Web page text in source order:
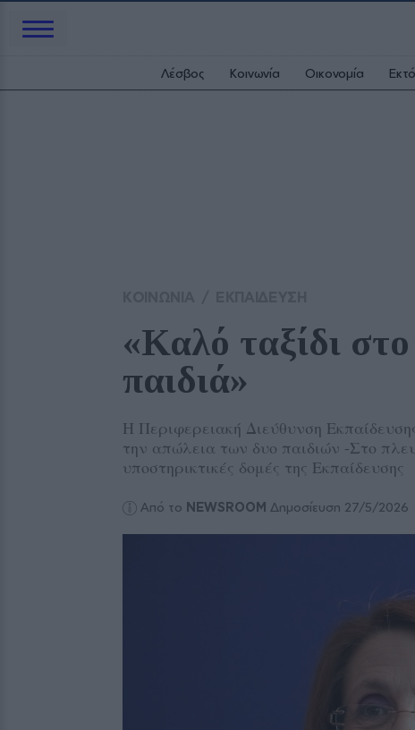
Λέσβος Κοινωνία Οικονομία
«Καλό ταξίδι
παιδιά»
Η Περιφερειακή Διεύθυνση
την απώλεια των δυο παιδιών -Στο
υποστηρικτικές δομές της Εκπαίδευσης
Από το NEWSROOM Δημοσίευση 27/5/2026